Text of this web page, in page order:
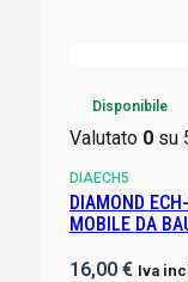
Disponibile
Valutato 0su
DIAECH5
DIAMOND
MOBILE
16,00 € Iva